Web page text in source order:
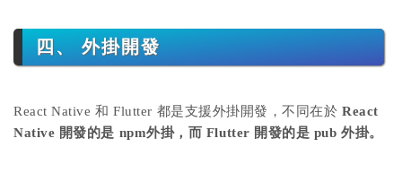
四、 外掛開發
React Native 和 Flutter 都是支援外掛開發，不同在於React
Native 開發的是 npm外掛，而 Flutter 開發的是 pub 外掛。